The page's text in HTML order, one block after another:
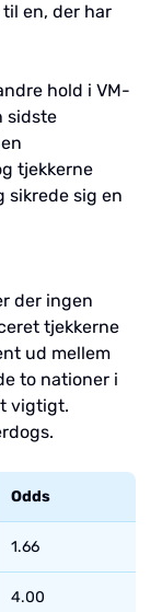
en, der har
hold i VM-
sidste
tjekkerne
sikrede sig en
der ingen
tjekkerne
ud mellem
to nationer i
vigtigt.
Odds
1.66
4.00